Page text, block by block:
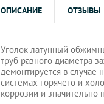
ОПИСАНИЕ ОТЗЫВЫ
Уголок латунный
труб разного диаметра
демонтируется в случае
системах горячего и
коррозии и значительно